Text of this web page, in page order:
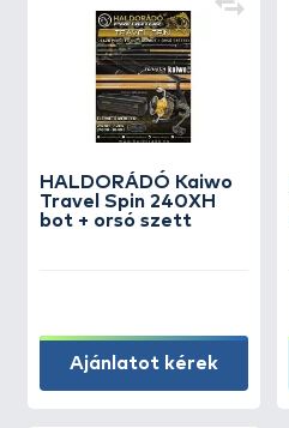
HALDORÁDÓ Kaiwo
Travel Spin 240XH
bot + orsó szett
Ajánlatot kérek